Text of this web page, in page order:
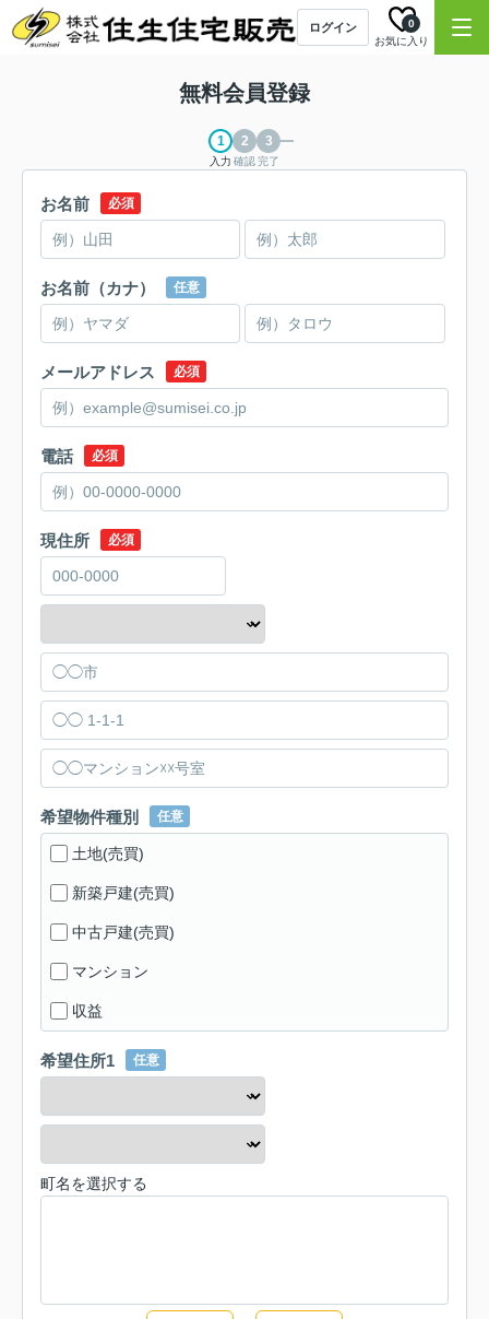
ログイン
お気に入り
0
無料会員登録
入力 確認完了
お名前 必須
お名前（カナ） 任意
メールアドレス 必須
電話 必須
現住所 必須
希望物件種別 任意
土地(売買)
新築戸建(売買)
中古戸建(売買)
マンション
収益
希望住所1 任意
町名を選択する